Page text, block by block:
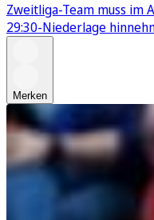
Zweitliga-Team muss im
29:30-Niederlage
Merken